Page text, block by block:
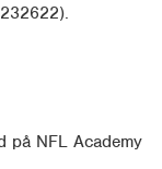
på NFL Academy